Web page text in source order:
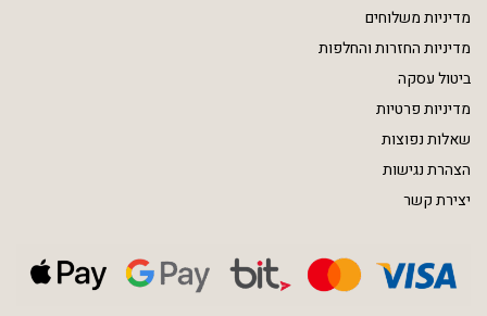
מדיניות משלוחים
מדיניות החזרות והחלפות
ביטול עסקה
מדיניות פרטיות
שאלות נפוצות
הצהרת נגישות
יצירת קשר